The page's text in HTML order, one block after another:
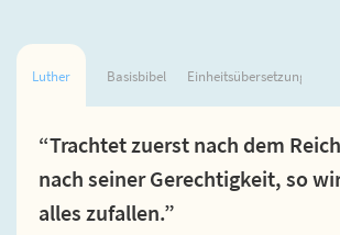
Luther Basisbibel Einheitsübersetzung
“Trachtet zuerst nach dem
nach seiner Gerechtigkeit, so
alles zufallen.”